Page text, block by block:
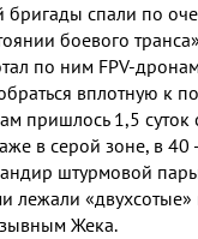
спали по
боевого
по ним FPV-
вплотную к
пришлось 1,5 суток
в серой зоне, в
штурмовой
лежали «двухсотые»
Жека.